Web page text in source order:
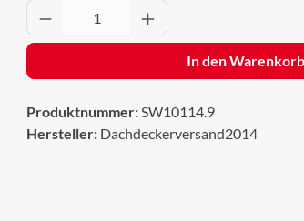
Produkt Anzahl: Gib den
In den Warenkorb
Produktnummer:SW10114.9
Hersteller: Dachdeckerversand2014